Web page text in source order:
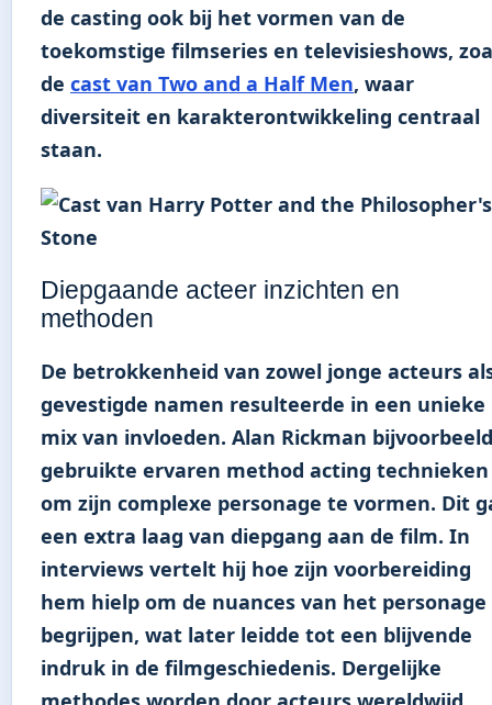
de casting ook bij het vormen van de
toekomstige filmseries en televisieshows,
de cast van Two and a Half Men, waar
diversiteit en karakterontwikkeling centraal
staan.
Diepgaande acteer inzichten en
methoden
De betrokkenheid van zowel jonge acteurs
gevestigde namen resulteerde in een unieke
mix van invloeden. Alan Rickman
gebruikte ervaren method acting technieken
om zijn complexe personage te vormen. Dit
een extra laag van diepgang aan de film. In
interviews vertelt hij hoe zijn voorbereiding
hem hielp om de nuances van het
begrijpen, wat later leidde tot een blijvende
indruk in de filmgeschiedenis. Dergelijke